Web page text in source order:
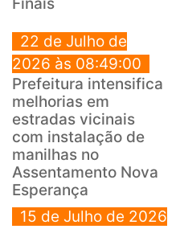
22 de Julho de
2026 às 08:49:00
Prefeitura intensifica
melhorias em
estradas vicinais
com instalação de
manilhas no
Assentamento Nova
Esperança
15 de Julho de 2026